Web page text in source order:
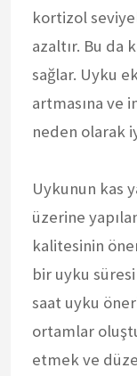
kortizol
azaltır. Bu da
sağlar. Uyku
artmasına ve
neden olarak
Uykunun kas
üzerine
kalitesinin
bir uyku
saat uyku
ortamlar
etmek ve